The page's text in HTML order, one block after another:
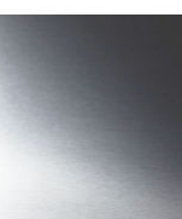
450